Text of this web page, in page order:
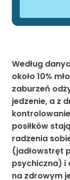
Według
około 10%
zaburzeń
jedzenie, a z
posiłków
radzenia
(jadłowstręt
psychiczna) i
na zdrowym